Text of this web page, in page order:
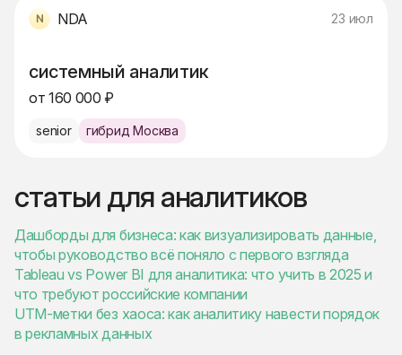
NDA 23 июл
системный аналитик
от 160 000 ₽
senior гибрид Москва
статьи для аналитиков
Дашборды для бизнеса: как визуализировать данные,
чтобы руководство всё поняло с первого взгляда
Tableau vs Power BI для аналитика: что учить в 2025 и
что требуют российские компании
UTM-метки без хаоса: как аналитику навести порядок
в рекламных данных